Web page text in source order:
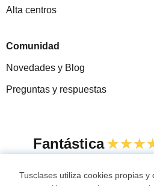
Alta centros
Comunidad
Novedades y Blog
Preguntas y respuestas
Fantástica
Tusclases utiliza cookies propias y